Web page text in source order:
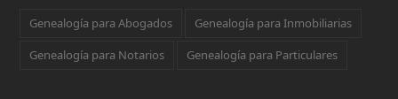
Genealogía para Abogados
Genealogía para Inmobiliarias
Genealogía para Notarios
Genealogía para Particulares